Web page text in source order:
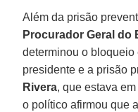
Além da prisão
Procurador Geral do
determinou o
presidente e a prisão
Rivera, que estava
o político afirmou que